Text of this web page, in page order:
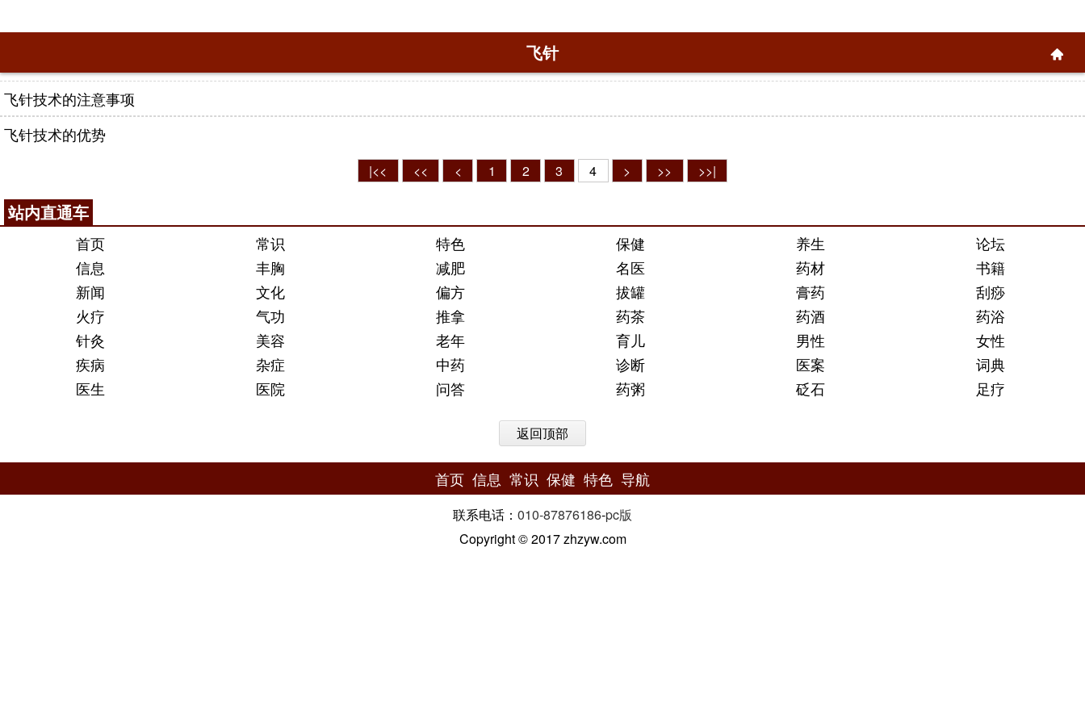
飞针
飞针技术的注意事项
飞针技术的优势
|<< << < 1 2 3 4 > >> >>|
站内直通车
首页 常识 特色 保健 养生
论坛
信息
丰胸 减肥 名医 药材
书籍
新闻
文化 偏方 拔罐 膏药
刮痧
火疗
气功 推拿 药茶 药酒
药浴
针灸
美容 老年 育儿 男性
女性
疾病
杂症 中药 诊断 医案
词典
医生
医院 问答 药粥 砭石 足疗
返回顶部
首页 信息 常识 保健 特色 导航
联系电话： 010-87876186-pc版
Copyright © 2017 zhzyw.com